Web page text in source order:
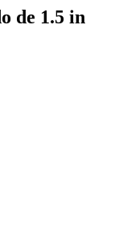
de 1.5 in